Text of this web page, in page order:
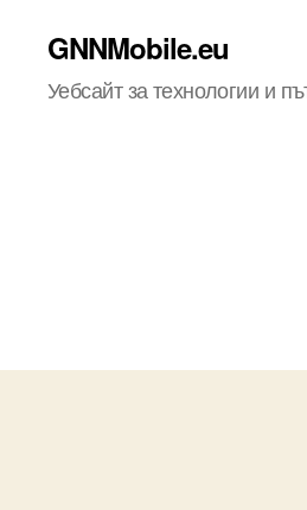
GNNMobile.eu
Уебсайт за технологии и